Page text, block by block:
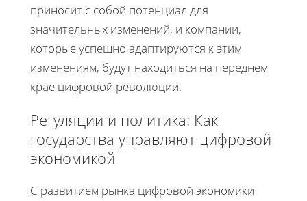
приносит с собой потенциал для
значительных изменений, и компании,
которые успешно адаптируются к этим
изменениям, будут находиться на переднем
крае цифровой революции.
Регуляции и политика: Как
государства управляют цифровой
экономикой
С развитием рынка цифровой экономики